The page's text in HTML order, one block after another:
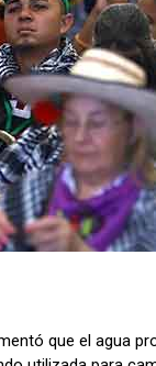
que el agua